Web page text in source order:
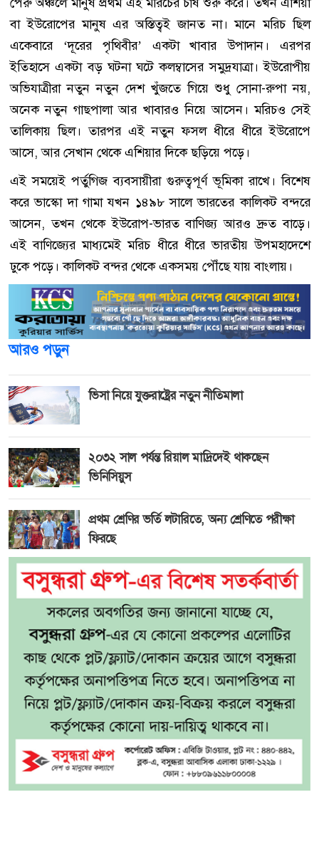
বা ইউরোপের মানুষ এর অস্তিত্বই জানত না। মানে মরিচ ছিল
একেবারে ‘দূরের পৃথিবীর’ একটা খাবার উপাদান। এরপর
ইতিহাসে একটা বড় ঘটনা ঘটে কলম্বাসের সমুদ্রযাত্রা। ইউরোপীয়
অভিযাত্রীরা নতুন নতুন দেশ খুঁজতে গিয়ে শুধু সোনা-রুপা নয়,
অনেক নতুন গাছপালা আর খাবারও নিয়ে আসেন। মরিচও সেই
তালিকায় ছিল। তারপর এই নতুন ফসল ধীরে ধীরে ইউরোপে
আসে, আর সেখান থেকে এশিয়ার দিকে ছড়িয়ে পড়ে।
এই সময়েই পর্তুগিজ ব্যবসায়ীরা গুরুত্বপূর্ণ ভূমিকা রাখে। বিশেষ
করে ভাস্কো দা গামা যখন ১৪৯৮ সালে ভারতের কালিকট বন্দরে
আসেন, তখন থেকে ইউরোপ-ভারত বাণিজ্য আরও দ্রুত বাড়ে।
এই বাণিজ্যের মাধ্যমেই মরিচ ধীরে ধীরে ভারতীয় উপমহাদেশে
ঢুকে পড়ে। কালিকট বন্দর থেকে একসময় পৌঁছে যায় বাংলায়।
আরও পড়ুন
ভিসা নিয়ে যুক্তরাষ্ট্রের নতুন নীতিমালা
২০৩২ সাল পর্যন্ত রিয়াল মাদ্রিদেই থাকছেন
ভিনিসিয়ুস
প্রথম শ্রেণির ভর্তি লটারিতে, অন্য শ্রেণিতে পরীক্ষা
ফিরছে